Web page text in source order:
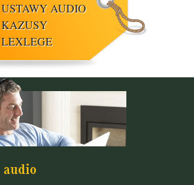
USTAWY AUDIO
KAZUSY
LEXLEGE